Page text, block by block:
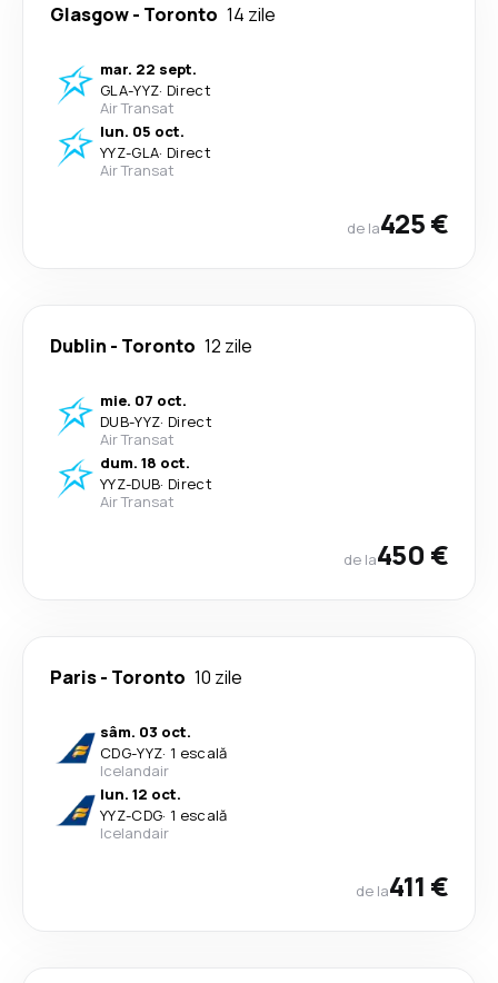
Glasgow- Toronto 14 zile
mar. 22 sept.
GLA-YYZ· Direct
Air Transat
lun. 05 oct.
YYZ-GLA· Direct
Air Transat
de la425 €
Dublin - Toronto 12 zile
mie. 07 oct.
DUB-YYZ· Direct
Air Transat
dum. 18 oct.
YYZ-DUB· Direct
Air Transat
de la450 €
Paris- Toronto 10 zile
sâm. 03 oct.
CDG-YYZ· 1 escală
Icelandair
lun. 12 oct.
YYZ-CDG· 1 escală
Icelandair
de la411 €